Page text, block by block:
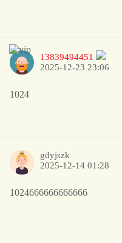
13839494451
2025-12-23 23:06
1024
gdyjszk
2025-12-14 01:28
1024666666666666